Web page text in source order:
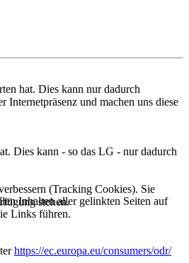
hat. Dies kann nur dadurch
und machen uns diese
Dies kann - so das LG - nur dadurch
Inhalten aller gelinkten Seiten auf
Links führen.
https://ec.europa.eu/consumers/odr/
(Tracking Cookies). Sie
stehen.